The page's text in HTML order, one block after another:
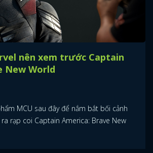
nên xem trước Captain
New World
MCU sau đây để nắm bắt bối cảnh
rạp coi Captain America: Brave New